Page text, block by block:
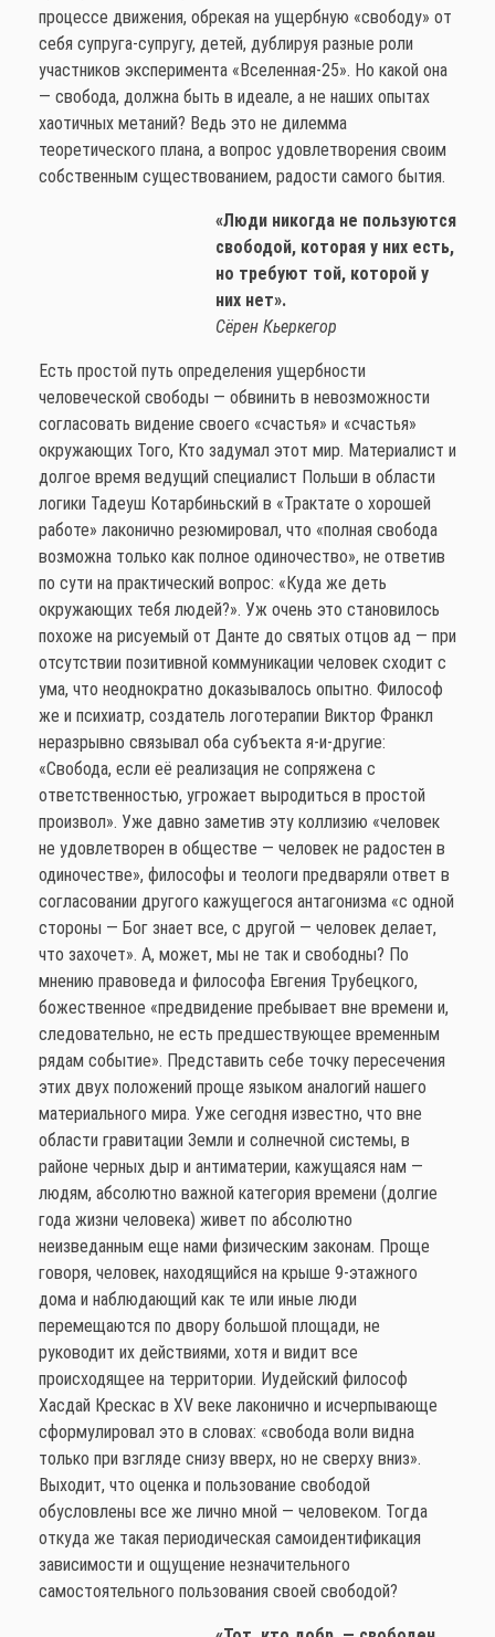
процессе движения, обрекая на ущербную «свободу» от
себя супруга-супругу, детей, дублируя разные роли
участников эксперимента «Вселенная-25». Но какой она
— свобода, должна быть в идеале, а не наших опытах
хаотичных метаний? Ведь это не дилемма
теоретического плана, а вопрос удовлетворения своим
собственным существованием, радости самого бытия.
«Люди никогда не пользуются
свободой, которая у них есть,
но требуют той, которой у
них нет».
Сёрен Кьеркегор
Есть простой путь определения ущербности
человеческой свободы — обвинить в невозможности
согласовать видение своего «счастья» и «счастья»
окружающих Того, Кто задумал этот мир. Материалист и
долгое время ведущий специалист Польши в области
логики Тадеуш Котарбиньский в «Трактате о хорошей
работе» лаконично резюмировал, что «полная свобода
возможна только как полное одиночество», не ответив
по сути на практический вопрос: «Куда же деть
окружающих тебя людей?». Уж очень это становилось
похоже на рисуемый от Данте до святых отцов ад — при
отсутствии позитивной коммуникации человек сходит с
ума, что неоднократно доказывалось опытно. Философ
же и психиатр, создатель логотерапии Виктор Франкл
неразрывно связывал оба субъекта я-и-другие:
«Свобода, если её реализация не сопряжена с
ответственностью, угрожает выродиться в простой
произвол». Уже давно заметив эту коллизию «человек
не удовлетворен в обществе — человек не радостен в
одиночестве», философы и теологи предваряли ответ в
согласовании другого кажущегося антагонизма «с одной
стороны — Бог знает все, с другой — человек делает,
что захочет». А, может, мы не так и свободны? По
мнению правоведа и философа Евгения Трубецкого,
божественное «предвидение пребывает вне времени и,
следовательно, не есть предшествующее временным
рядам событие». Представить себе точку пересечения
этих двух положений проще языком аналогий нашего
материального мира. Уже сегодня известно, что вне
области гравитации Земли и солнечной системы, в
районе черных дыр и антиматерии, кажущаяся нам —
людям, абсолютно важной категория времени (долгие
года жизни человека) живет по абсолютно
неизведанным еще нами физическим законам. Проще
говоря, человек, находящийся на крыше 9-этажного
дома и наблюдающий как те или иные люди
перемещаются по двору большой площади, не
руководит их действиями, хотя и видит все
происходящее на территории. Иудейский философ
Хасдай Крескас в XV веке лаконично и исчерпывающе
сформулировал это в словах: «свобода воли видна
только при взгляде снизу вверх, но не сверху вниз».
Выходит, что оценка и пользование свободой
обусловлены все же лично мной — человеком. Тогда
откуда же такая периодическая самоидентификация
зависимости и ощущение незначительного
самостоятельного пользования своей свободой?